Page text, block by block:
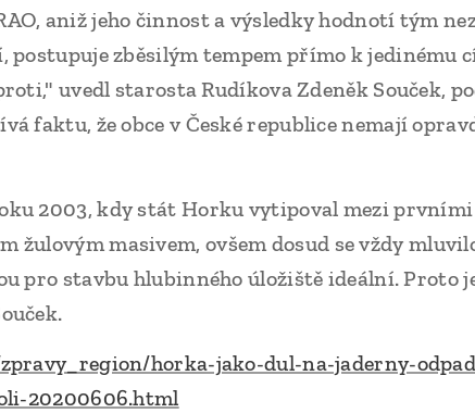
aniž jeho činnost a výsledky hodnotí tým
zběsilým tempem přímo k jedinému
uvedl starosta Rudíkova Zdeněk Souček,
faktu, že obce v České republice nemají
2003, kdy stát Horku vytipoval mezi
žulovým masivem, ovšem dosud se vždy
pro stavbu hlubinného úložiště ideální. Proto
horka-jako-dul-na-jaderny-
20200606.html